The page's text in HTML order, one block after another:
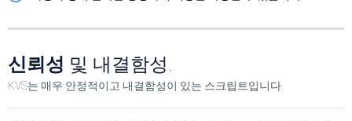
신뢰성 및 내결함성.
KVS는 매우 안정적이고 내결함성이 있는 스크립트입니다.